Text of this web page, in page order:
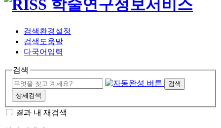
검색환경설정
검색도움말
다국어입력
검색
검색
상세검색
결과 내 재검색